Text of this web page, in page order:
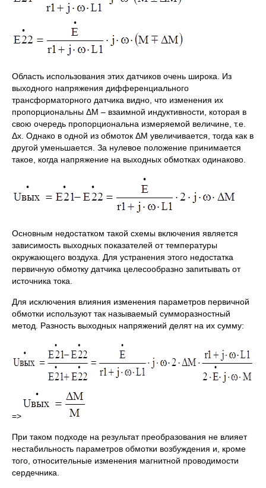
Область использования этих датчиков очень широка. Из
выходного напряжения дифференциального
трансформаторного датчика видно, что изменения их
пропорциональны ΔМ – взаимной индуктивности, которая в
свою очередь пропорциональна измеряемой величине, т.е.
Δх. Однако в одной из обмоток ΔМ увеличивается, тогда как в
другой уменьшается. За нулевое положение принимается
такое, когда напряжение на выходных обмотках одинаково.
Основным недостатком такой схемы включения является
зависимость выходных показателей от температуры
окружающего воздуха. Для устранения этого недостатка
первичную обмотку датчика целесообразно запитывать от
источника тока.
Для исключения влияния изменения параметров первичной
обмотки используют так называемый сумморазностный
метод. Разность выходных напряжений делят на их сумму:
=>
При таком подходе на результат преобразования не влияет
нестабильность параметров обмотки возбуждения и, кроме
того, относительные изменения магнитной проводимости
сердечника.